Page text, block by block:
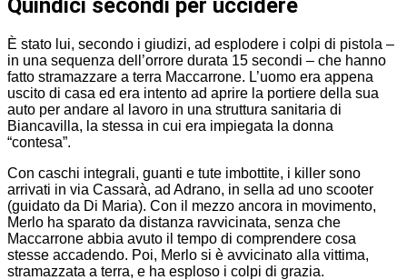
Quindici secondi per uccidere
È stato lui, secondo i giudizi, ad esplodere i colpi di pistola –
in una sequenza dell’orrore durata 15 secondi – che hanno
fatto stramazzare a terra Maccarrone. L’uomo era appena
uscito di casa ed era intento ad aprire la portiere della sua
auto per andare al lavoro in una struttura sanitaria di
Biancavilla, la stessa in cui era impiegata la donna
“contesa”.
Con caschi integrali, guanti e tute imbottite, i killer sono
arrivati in via Cassarà, ad Adrano, in sella ad uno scooter
(guidato da Di Maria). Con il mezzo ancora in movimento,
Merlo ha sparato da distanza ravvicinata, senza che
Maccarrone abbia avuto il tempo di comprendere cosa
stesse accadendo. Poi, Merlo si è avvicinato alla vittima,
stramazzata a terra, e ha esploso i colpi di grazia.